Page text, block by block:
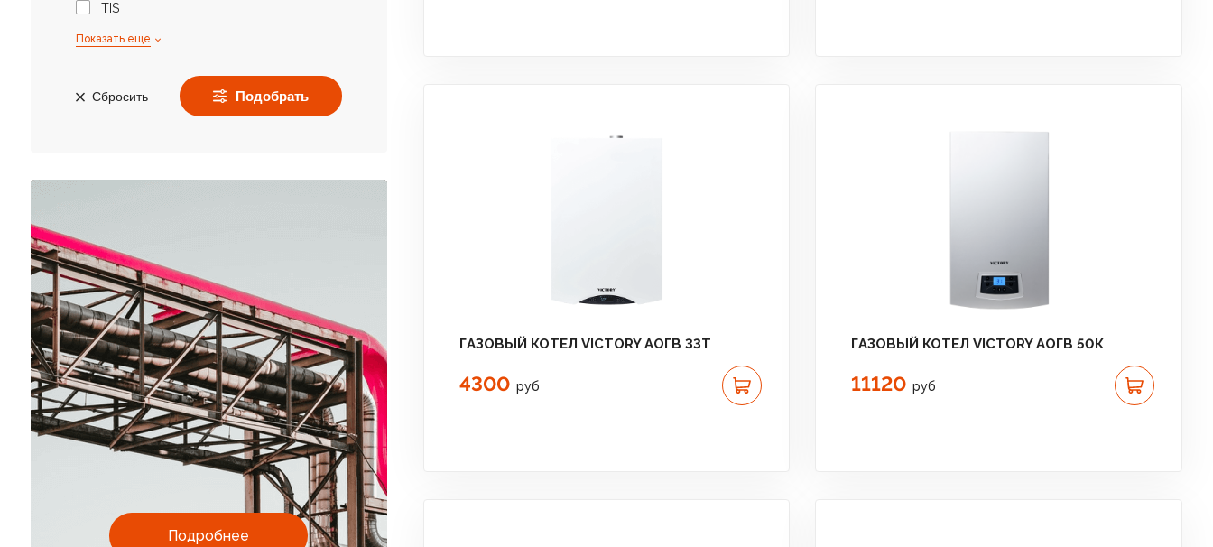
TIS
Показать еще
Сбросить Подобрать
Подробнее
ГАЗОВЫЙ КОТЕЛ VICTORY АОГВ 33T
4300 руб
ГАЗОВЫЙ КОТЕЛ VICTORY АОГВ 50К
11120 руб